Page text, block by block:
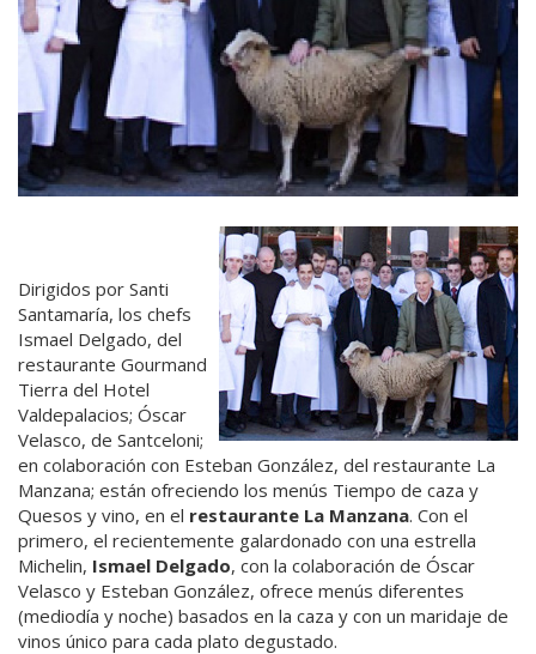
Dirigidos por Santi
Santamaría, los chefs
Ismael Delgado, del
restaurante Gourmand
Tierra del Hotel
Valdepalacios; Óscar
Velasco, de Santceloni;
en colaboración con Esteban González, del restaurante La
Manzana; están ofreciendo los menús Tiempo de caza y
Quesos y vino, en el restaurante La Manzana. Con el
primero, el recientemente galardonado con una estrella
Michelin, Ismael Delgado, con la colaboración de Óscar
Velasco y Esteban González, ofrece menús diferentes
(mediodía y noche) basados en la caza y con un maridaje de
vinos único para cada plato degustado.